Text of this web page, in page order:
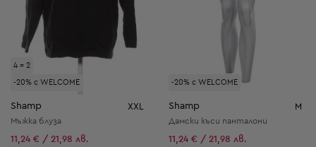
4 = 2
-20% с WELCOME
Shamp XXL
Мъжка блуза
11,24 € / 21,98 лв.
-20% с WELCOME
Shamp M
Дамски къси панталони
11,24 € / 21,98 лв.